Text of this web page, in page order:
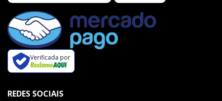
Verificada por
REDES SOCIAIS